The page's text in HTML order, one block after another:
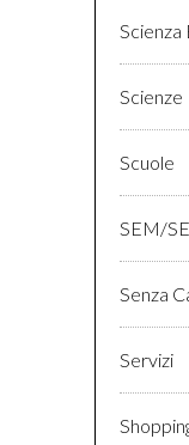
Scienza
Scienze
Scuole
SEM/
Senza
Servizi